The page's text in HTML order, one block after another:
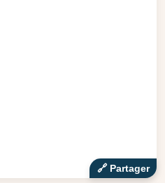
🔗‍️ Partager